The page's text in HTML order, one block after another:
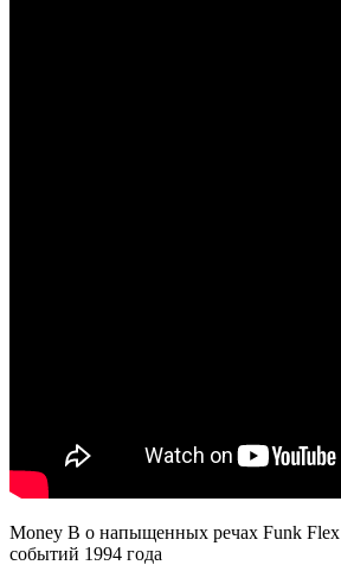
Money B о напыщенных речах Funk Flex
событий 1994 года